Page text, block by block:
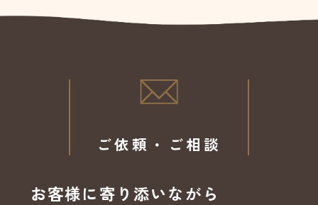
ご依頼・ご相談
お客様に寄り添いながら